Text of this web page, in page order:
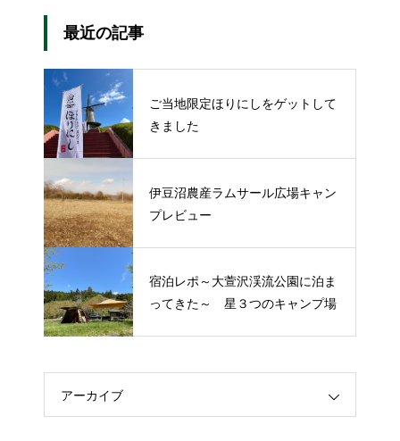
最近の記事
ご当地限定ほりにしをゲットして
きました
伊豆沼農産ラムサール広場キャン
プレビュー
宿泊レポ～大萱沢渓流公園に泊ま
ってきた～ 星３つのキャンプ場
アーカイブ